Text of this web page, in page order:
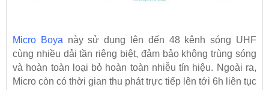
Micro Boya này sử dụng lên đến 48 kênh sóng UHF
cùng nhiều dải tần riêng biệt, đảm bảo không trùng sóng
và hoàn toàn loại bỏ hoàn toàn nhiễu tín hiệu. Ngoài ra,
Micro còn có thời gian thu phát trực tiếp lên tới 6h liên tục